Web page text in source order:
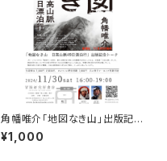
角幡唯介「地図なき山」出版記念
トークイベント録画視聴権
¥1,000